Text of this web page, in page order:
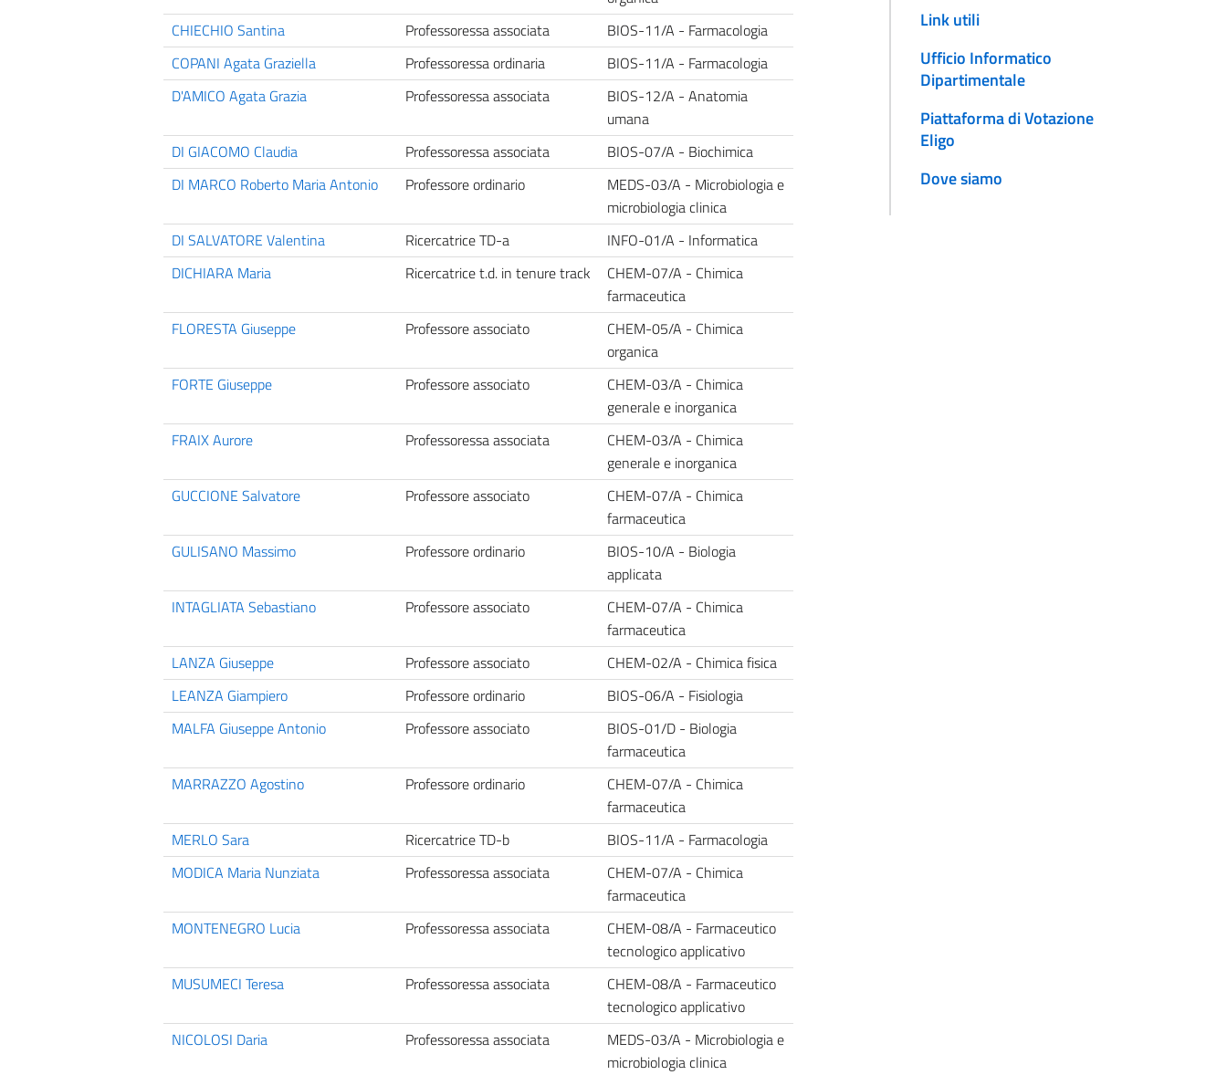
CHIECHIO Santina
Professoressa associata
BIOS-11/A - Farmacologia
COPANI Agata Graziella
Professoressa ordinaria
BIOS-11/A - Farmacologia
D'AMICO Agata Grazia
Professoressa associata
BIOS-12/A - Anatomia
umana
DI GIACOMO Claudia
Professoressa associata
BIOS-07/A - Biochimica
DI MARCO Roberto Maria Antonio
Professore ordinario
MEDS-03/A - Microbiologia e
microbiologia clinica
DI SALVATORE Valentina
Ricercatrice TD-a
INFO-01/A - Informatica
DICHIARA Maria
Ricercatrice t.d. in tenure track
CHEM-07/A - Chimica
farmaceutica
FLORESTA Giuseppe
Professore associato
CHEM-05/A - Chimica
organica
FORTE Giuseppe
Professore associato
CHEM-03/A - Chimica
generale e inorganica
FRAIX Aurore
Professoressa associata
CHEM-03/A - Chimica
generale e inorganica
GUCCIONE Salvatore
Professore associato
CHEM-07/A - Chimica
farmaceutica
GULISANO Massimo
Professore ordinario
BIOS-10/A - Biologia
applicata
INTAGLIATA Sebastiano
Professore associato
CHEM-07/A - Chimica
farmaceutica
LANZA Giuseppe
Professore associato
CHEM-02/A - Chimica fisica
LEANZA Giampiero
Professore ordinario
BIOS-06/A - Fisiologia
MALFA Giuseppe Antonio
Professore associato
BIOS-01/D - Biologia
farmaceutica
MARRAZZO Agostino
Professore ordinario
CHEM-07/A - Chimica
farmaceutica
MERLO Sara
Ricercatrice TD-b
BIOS-11/A - Farmacologia
MODICA Maria Nunziata
Professoressa associata
CHEM-07/A - Chimica
farmaceutica
MONTENEGRO Lucia
Professoressa associata
CHEM-08/A - Farmaceutico
tecnologico applicativo
MUSUMECI Teresa
Professoressa associata
CHEM-08/A - Farmaceutico
tecnologico applicativo
NICOLOSI Daria
Professoressa associata
MEDS-03/A - Microbiologia e
microbiologia clinica
Link utili
Ufficio Informatico
Dipartimentale
Piattaforma di Votazione
Eligo
Dove siamo